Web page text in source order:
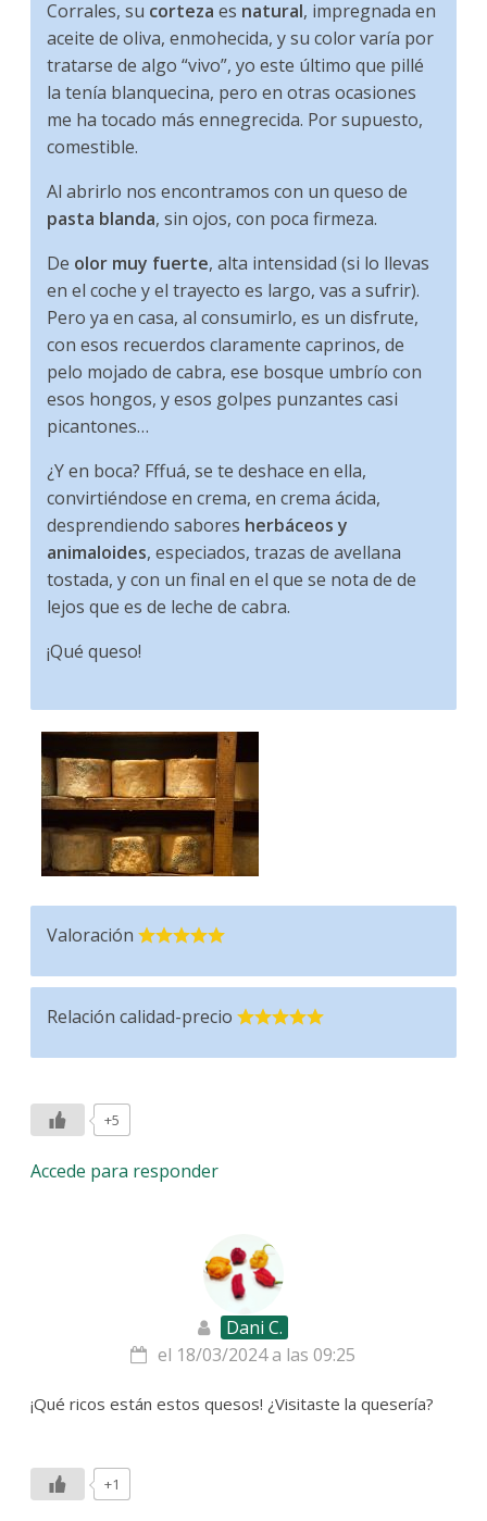
Corrales, su corteza es natural, impregnada en
aceite de oliva, enmohecida, y su color varía por
tratarse de algo “vivo”, yo este último que pillé
la tenía blanquecina, pero en otras ocasiones
me ha tocado más ennegrecida. Por supuesto,
comestible.
Al abrirlo nos encontramos con un queso de
pasta blanda, sin ojos, con poca firmeza.
De olor muy fuerte, alta intensidad (si lo llevas
en el coche y el trayecto es largo, vas a sufrir).
Pero ya en casa, al consumirlo, es un disfrute,
con esos recuerdos claramente caprinos, de
pelo mojado de cabra, ese bosque umbrío con
esos hongos, y esos golpes punzantes casi
picantones…
¿Y en boca? Fffuá, se te deshace en ella,
convirtiéndose en crema, en crema ácida,
desprendiendo sabores herbáceos y
animaloides, especiados, trazas de avellana
tostada, y con un final en el que se nota de de
lejos que es de leche de cabra.
¡Qué queso!
Valoración
Relación calidad-precio
+5
Accede para responder
Dani C.
el 18/03/2024 a las 09:25
¡Qué ricos están estos quesos! ¿Visitaste la quesería?
+1